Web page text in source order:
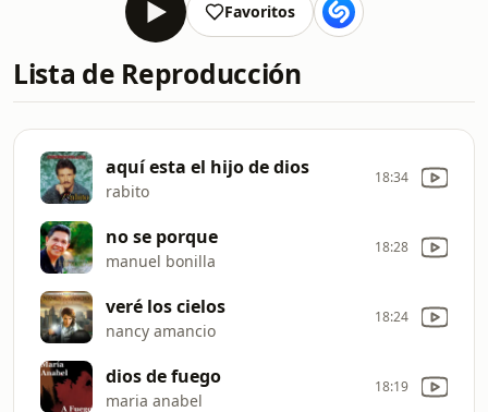
Favoritos
Lista de Reproducción
aquí esta el hijo de dios
rabito
18:34
no se porque
manuel bonilla
18:28
veré los cielos
nancy amancio
18:24
dios de fuego
maria anabel
18:19